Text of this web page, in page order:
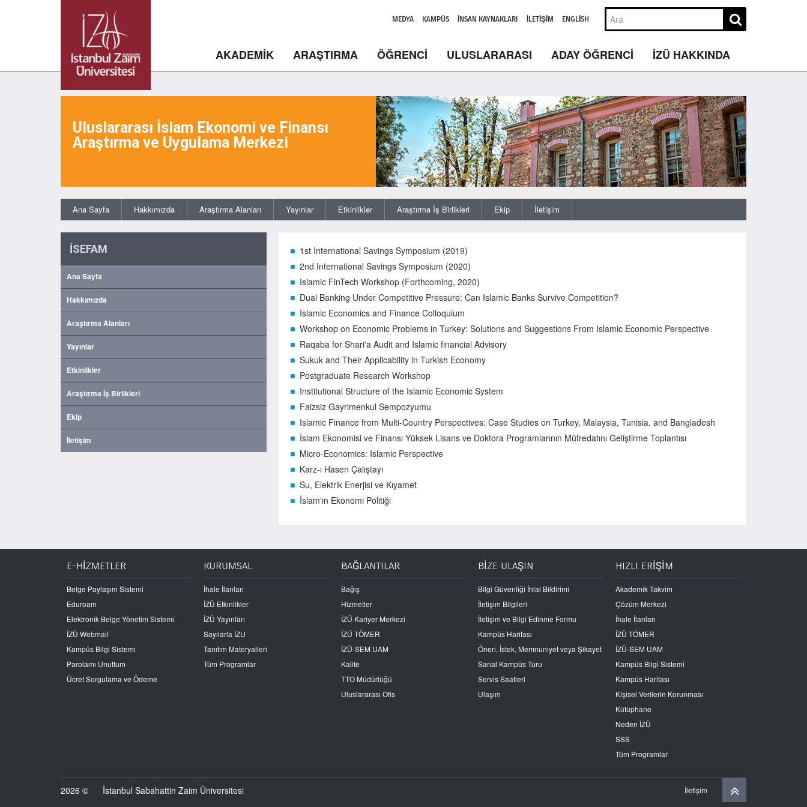
MEDYA KAMPÜS İNSAN KAYNAKLARI İLETIŞIM ENGLISH
AKADEMİK ARAŞTIRMA ÖĞRENCİ ULUSLARARASI ADAY ÖĞRENCİ İZÜ HAKKINDA
Uluslararası İslam Ekonomi ve Finansı
Araştırma ve Uygulama Merkezi
Ana Sayfa Hakkımızda Araştırma Alanları Yayınlar Etkinlikler Araştırma İş Birlikleri Ekip İletişim
İSEFAM
Ana Sayfa
Hakkımızda
Araştırma Alanları
Yayınlar
Etkinlikler
Araştırma İş Birlikleri
Ekip
İletişim
1st International Savings Symposium (2019)
2nd International Savings Symposium (2020)
Islamic FinTech Workshop (Forthcoming, 2020)
Dual Banking Under Competitive Pressure: Can Islamic Banks Survive Competition?
Islamic Economics and Finance Colloquium
Workshop on Economic Problems in Turkey: Solutions and Suggestions From Islamic Economic Perspective
Raqaba for Shari'a Audit and Islamic financial Advisory
Sukuk and Their Applicability in Turkish Economy
Postgraduate Research Workshop
Institutional Structure of the Islamic Economic System
Faizsiz Gayrimenkul Sempozyumu
Islamic Finance from Multi-Country Perspectives: Case Studies on Turkey, Malaysia, Tunisia, and Bangladesh
İslam Ekonomisi ve Finansı Yüksek Lisans ve Doktora Programlarının Müfredatını Geliştirme Toplantısı
Micro-Economics: Islamic Perspective
Karz-ı Hasen Çalıştayı
Su, Elektrik Enerjisi ve Kıyamet
İslam'ın Ekonomi Politiği
E-HİZMETLER
Belge Paylaşım Sistemi
Eduroam
Elektronik Belge Yönetim Sistemi
İZÜ Webmail
Kampüs Bilgi Sistemi
Parolamı Unuttum
Ücret Sorgulama ve Ödeme
KURUMSAL
İhale İlanları
İZÜ Etkinlikler
İZÜ Yayınları
Sayılarla İZU
Tanıtım Materyalleri
Tüm Programlar
BAĞLANTILAR
Bağış
Hizmetler
İZÜ Kariyer Merkezi
İZÜ TÖMER
İZÜ-SEM UAM
Kalite
TTO Müdürlüğü
Uluslararası Ofis
BİZE ULAŞIN
Bilgi Güvenliği İhlal Bildirimi
İletişim Bilgileri
İletişim ve Bilgi Edinme Formu
Kampüs Haritası
Öneri, İstek, Memnuniyet veya Şikayet
Sanal Kampüs Turu
Servis Saatleri
Ulaşım
HIZLI ERİŞİM
Akademik Takvim
Çözüm Merkezi
İhale İlanları
İZÜ TÖMER
İZÜ-SEM UAM
Kampüs Bilgi Sistemi
Kampüs Haritası
Kişisel Verilerin Korunması
Kütüphane
Neden İZÜ
SSS
Tüm Programlar
2026 © İstanbul Sabahattin Zaim Üniversitesi İletişim